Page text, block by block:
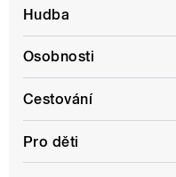
Hudba
Osobnosti
Cestování
Pro děti